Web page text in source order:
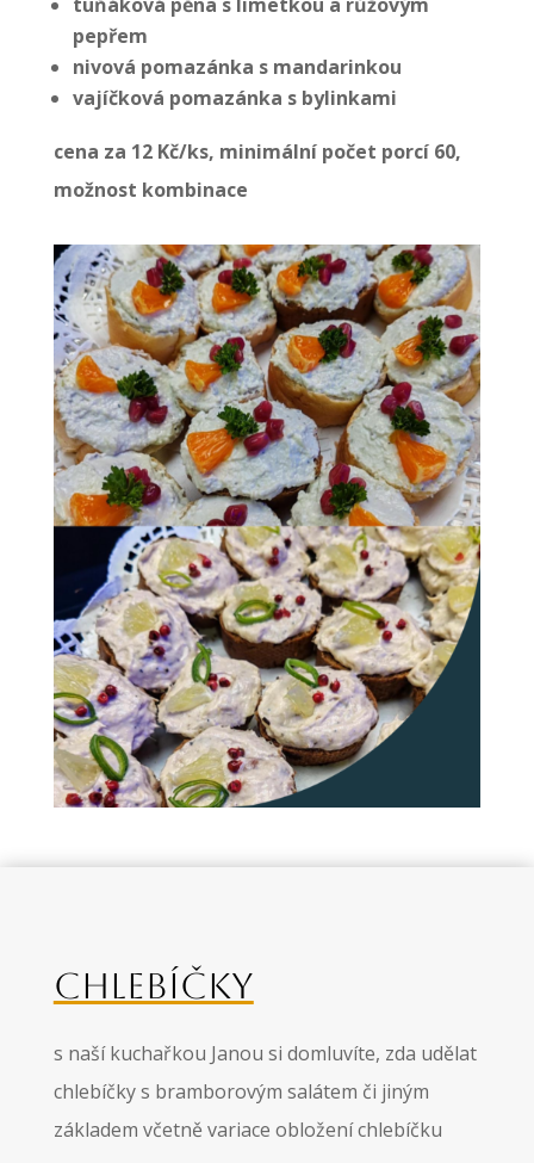
tuňáková pěna s limetkou a růžovým
pepřem
nivová pomazánka s mandarinkou
vajíčková pomazánka s bylinkami
cena za 12 Kč/ks, minimální počet porcí 60,
možnost kombinace
CHLEBÍČKY
s naší kuchařkou Janou si domluvíte, zda udělat
chlebíčky s bramborovým salátem či jiným
základem včetně variace obložení chlebíčku